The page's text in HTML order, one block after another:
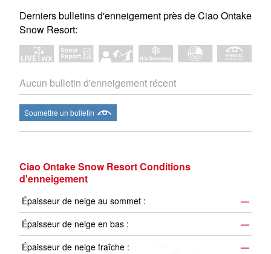
Derniers bulletins d'enneigement près de Ciao Ontake
Snow Resort:
Aucun bulletin d'enneigement récent
Soumettre un bulletin
Ciao Ontake Snow Resort Conditions
d'enneigement
Épaisseur de neige au sommet :
—
Épaisseur de neige en bas :
—
Épaisseur de neige fraîche :
—